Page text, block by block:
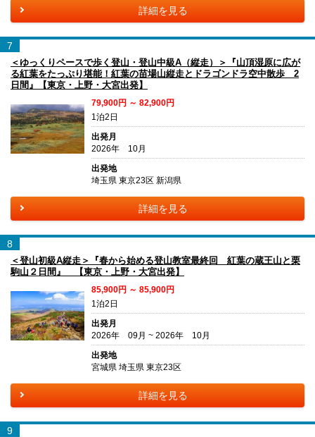
詳細を見る
7
＜ゆっくりペースで歩く登山・登山中級A（縦走）＞『山頂湿原に広が
る紅葉をたっぷり堪能！紅葉の苗場山縦走とドラゴンドラ空中散歩 2
日間』【東京・上野・大宮出発】
79,900円 ～ 82,900円
1泊2日
出発月
2026年 10月
出発地
埼玉県 東京23区 新潟県
詳細を見る
8
＜登山初級A縦走＞『春から始める登山教室最終回 紅葉の蔵王山と栗
駒山２日間』 【東京・上野・大宮出発】
85,900円 ～ 85,900円
1泊2日
出発月
2026年 09月 ~ 2026年 10月
出発地
宮城県 埼玉県 東京23区
詳細を見る
9